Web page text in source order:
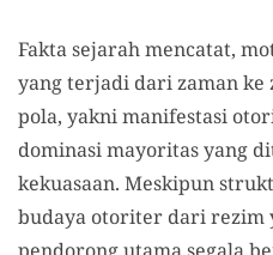
Fakta sejarah mencatat,
yang terjadi dari zaman ke
pola, yakni manifestasi
dominasi mayoritas yang
kekuasaan. Meskipun
budaya otoriter dari rezim